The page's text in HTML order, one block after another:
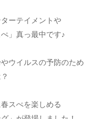
ーテイメントや
」真っ最中です♪
ウイルスの予防のため
スぺを楽しめる